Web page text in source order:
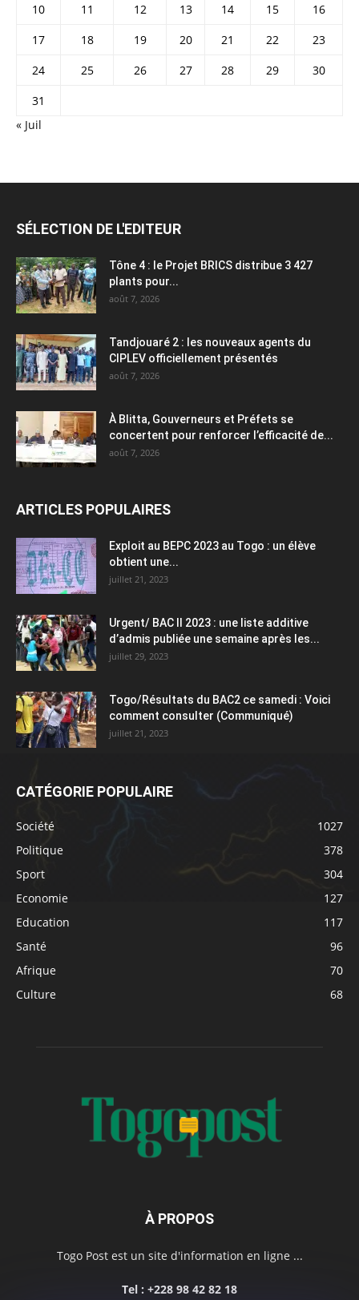
10
11 12 13 14 15
16
17
18 19 20 21 22
23
24
25 26 27 28 29
30
31
« Juil
SÉLECTION DE L'EDITEUR
Tône 4 : le Projet BRICS distribue 3 427
plants pour...
août 7, 2026
Tandjouaré 2 : les nouveaux agents du
CIPLEV officiellement présentés
août 7, 2026
À Blitta, Gouverneurs et Préfets se
concertent pour renforcer l’efficacité de...
août 7, 2026
ARTICLES POPULAIRES
Exploit au BEPC 2023 au Togo : un élève
obtient une...
juillet 21, 2023
Urgent/ BAC II 2023 : une liste additive
d’admis publiée une semaine après les...
juillet 29, 2023
Togo/Résultats du BAC2 ce samedi : Voici
comment consulter (Communiqué)
juillet 21, 2023
CATÉGORIE POPULAIRE
Société
1027
Politique
378
Sport
304
Economie
127
Education
117
Santé
96
Afrique
70
Culture
68
À PROPOS
Togo Post est un site d'information en ligne ...
Tel : +228 98 42 82 18